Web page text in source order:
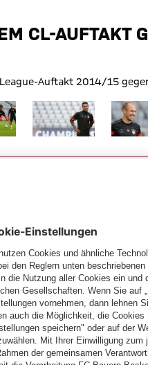
CL-AUFTAKT
Auftakt 2014/15
Größe
Zeige in voller Größe
Zeige